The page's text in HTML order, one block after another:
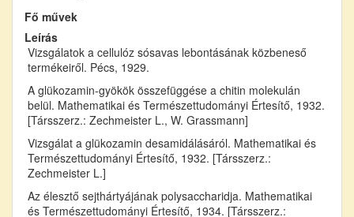
Fő művek
Leírás
Vizsgálatok a cellulóz sósavas lebontásának közbeneső
termékeiről. Pécs, 1929.
A glükozamin-gyökök összefüggése a chitin molekulán
belül. Mathematikai és Természettudományi Értesítő, 1932.
[Társszerz.: Zechmeister L., W. Grassmann]
Vizsgálat a glükozamin desamidálásáról. Mathematikai és
Természettudományi Értesítő, 1932. [Társszerz.:
Zechmeister L.]
Az élesztő sejthártyájának polysaccharidja. Mathematikai
és Természettudományi Értesítő, 1934. [Társszerz.: